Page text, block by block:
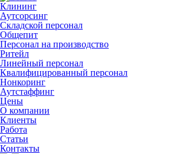
Клининг
Аутсорсинг
Складской персонал
Общепит
Персонал на производство
Ритейл
Линейный персонал
Квалифицированный персонал
Нонкоринг
Аутстаффинг
Цены
О компании
Клиенты
Работа
Статьи
Контакты